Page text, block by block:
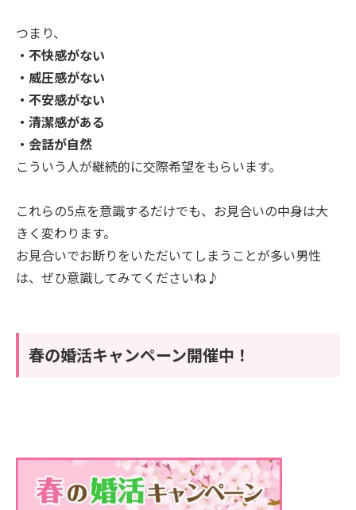
つまり、
・不快感がない
・威圧感がない
・不安感がない
・清潔感がある
・会話が自然
こういう人が継続的に交際希望をもらいます。
これらの5点を意識するだけでも、お見合いの中身は大
きく変わります。
お見合いでお断りをいただいてしまうことが多い男性
は、ぜひ意識してみてくださいね♪
春の婚活キャンペーン開催中！